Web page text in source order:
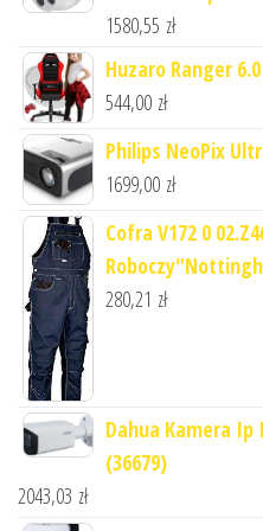
1580,55 zł
Huzaro Ranger
544,00 zł
Philips NeoPix
1699,00 zł
Cofra V172 0
280,21 zł
Dahua Kamera Ip
(36679)
2043,03 zł